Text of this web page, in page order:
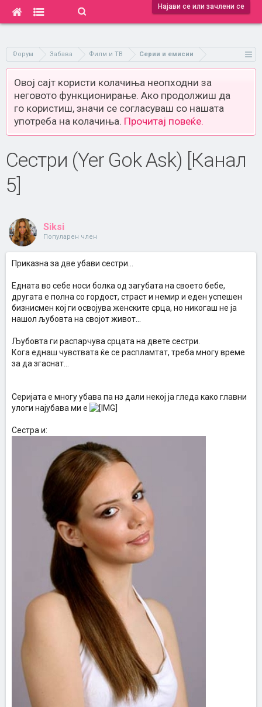
Најави се или зачлени се
Форум Забава Филм и ТВ Серии и емисии
Овој сајт користи колачиња неопходни за
неговото функционирање. Ако продолжиш да
го користиш, значи се согласуваш со нашата
употреба на колачиња. Прочитај повеќе.
Сестри (Yer Gok Ask) [Канал
5]
Siksi
Популарен член
Приказна за две убави сестри...
Едната во себе носи болка од загубата на своето бебе,
другата е полна со гордост, страст и немир и еден успешен
бизнисмен кој ги освојува женските срца, но никогаш не ја
нашол љубовта на својот живот...
Љубовта ги распарчува срцата на двете сестри.
Кога еднаш чувствата ќе се распламтат, треба многу време
за да згаснат...
Серијата е многу убава пa нз дали некој ја гледа како главни
улоги најубава ми е
Сестра и: